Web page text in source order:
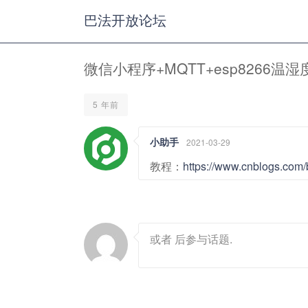
巴法开放论坛
微信小程序+MQTT+esp8266温湿
5 年前
小助手 2021-03-29
教程： https://
或者 后参与话题.